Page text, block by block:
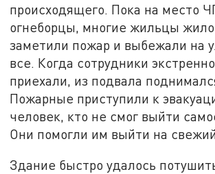
происходящего. Пока на место
огнеборцы, многие жильцы
заметили пожар и выбежали на
все. Когда сотрудники
приехали, из подвала
Пожарные приступили к
человек, кто не смог выйти
Они помогли им выйти на
Здание быстро удалось